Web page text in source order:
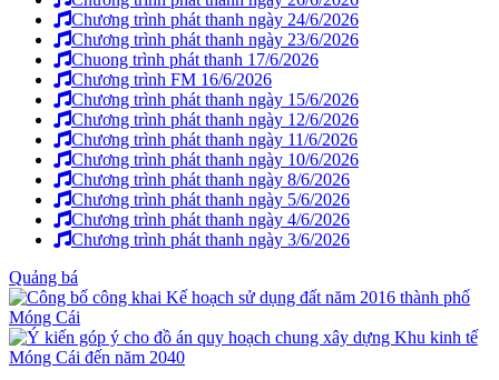
Chương trình phát thanh ngày 24/6/2026
Chương trình phát thanh ngày 23/6/2026
Chuong trình phát thanh 17/6/2026
Chương trình FM 16/6/2026
Chương trình phát thanh ngày 15/6/2026
Chương trình phát thanh ngày 12/6/2026
Chương trình phát thanh ngày 11/6/2026
Chương trình phát thanh ngày 10/6/2026
Chương trình phát thanh ngày 8/6/2026
Chương trình phát thanh ngày 5/6/2026
Chương trình phát thanh ngày 4/6/2026
Chương trình phát thanh ngày 3/6/2026
Quảng bá